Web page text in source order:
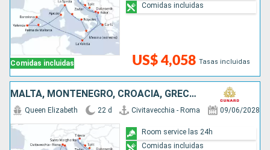
Comidas incluidas US$ 4,058 Tasas incluidas
Comidas incluidas
MALTA, MONTENEGRO, CROACIA, GRECIA, ITALIA, ESPAÑA, FRANCIA
Queen Elizabeth 22 d Civitavecchia - Roma 09/06/2028
Room service las 24h
Comidas incluidas